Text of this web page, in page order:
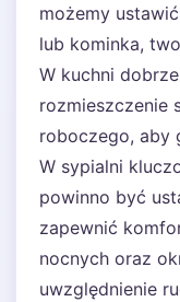
możemy
lub kominka,
W kuchni
rozmieszczenie
roboczego, aby
W sypialni
powinno być
zapewnić
nocnych oraz
uwzględnienie